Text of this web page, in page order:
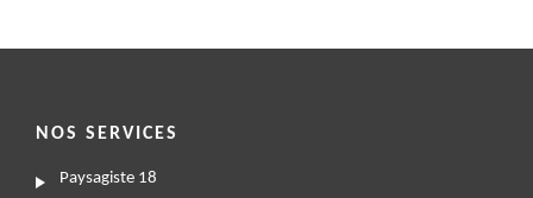
NOS SERVICES
Paysagiste 18